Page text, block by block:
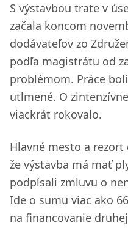
S výstavbou trate v
začala koncom
dodávateľov zo
podľa magistrátu od
problémom. Práce
utlmené. O
viackrát rokovalo.
Hlavné mesto a
že výstavba má mať
podpísali zmluvu o
Ide o sumu viac ako
na financovanie